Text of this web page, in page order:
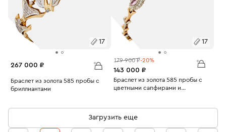
17
267 000 ₽
Размеры:
Браслет из золота 585 пробы с
бриллиантами
17
179 900 ₽-20%
143 000 ₽
Размеры:
Браслет из золота 585 пробы с
цветными сапфирами и
Загрузить еще